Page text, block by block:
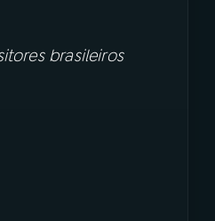
brasileiros